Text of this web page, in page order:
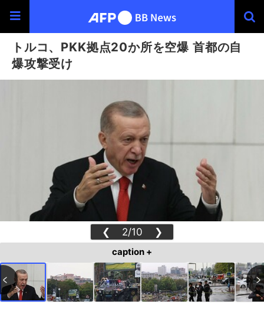
トルコ、PKK拠点20か所を空爆 首都の自
爆攻撃受け
❮ 2/10 ❯
caption +